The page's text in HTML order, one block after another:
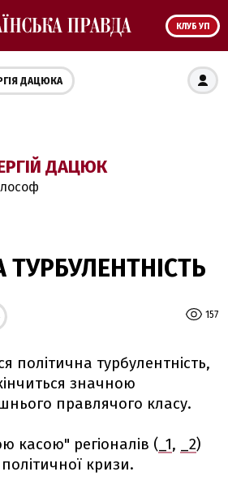
КЛУБ УП
ДАЦЮКА
ДАЦЮК
ТУРБУЛЕНТНІСТЬ
157
політична турбулентність,
значною
правлячого класу.
касою" регіоналів ( _1, _2)
кризи.